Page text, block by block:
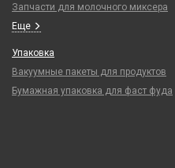
Запчасти для молочного миксера
Еще
Упаковка
Вакуумные пакеты для продуктов
Бумажная упаковка для фаст фуда